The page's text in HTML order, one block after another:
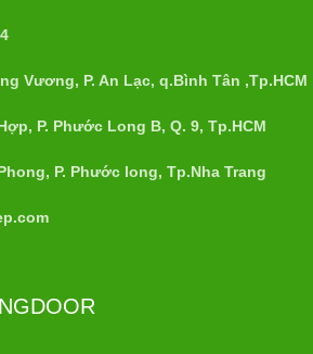
Vương, P. An Lạc, q.Bình Tân ,Tp.HCM
P. Phước Long B, Q. 9, Tp.HCM
P. Phước long, Tp.Nha Trang